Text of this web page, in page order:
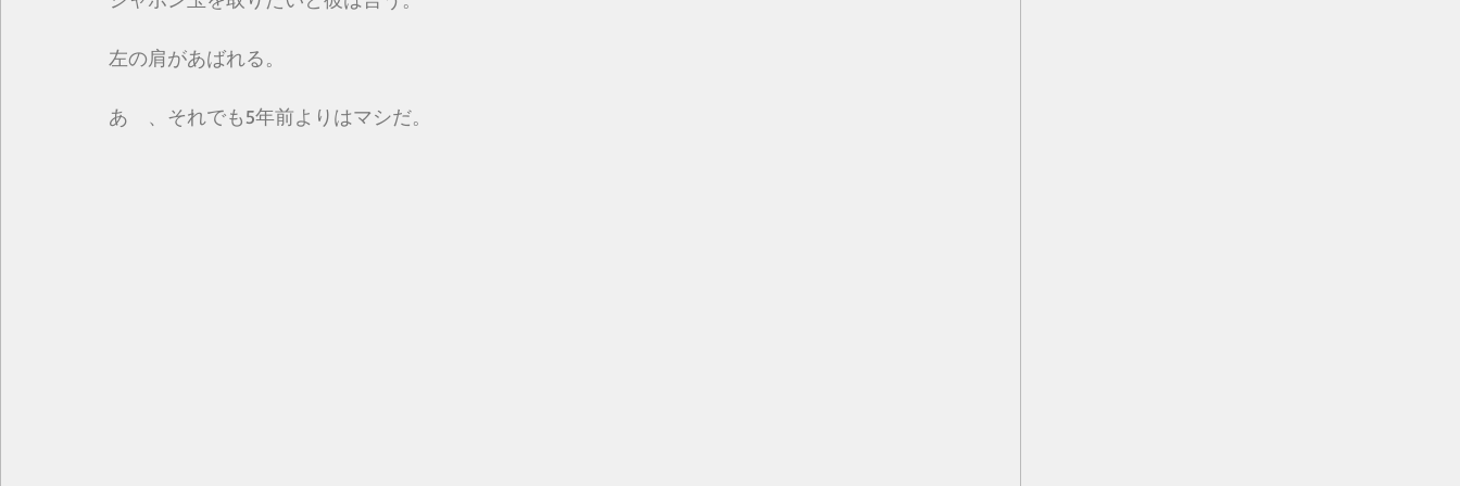
左の肩があばれる。
あゝ、それでも5年前よりはマシだ。